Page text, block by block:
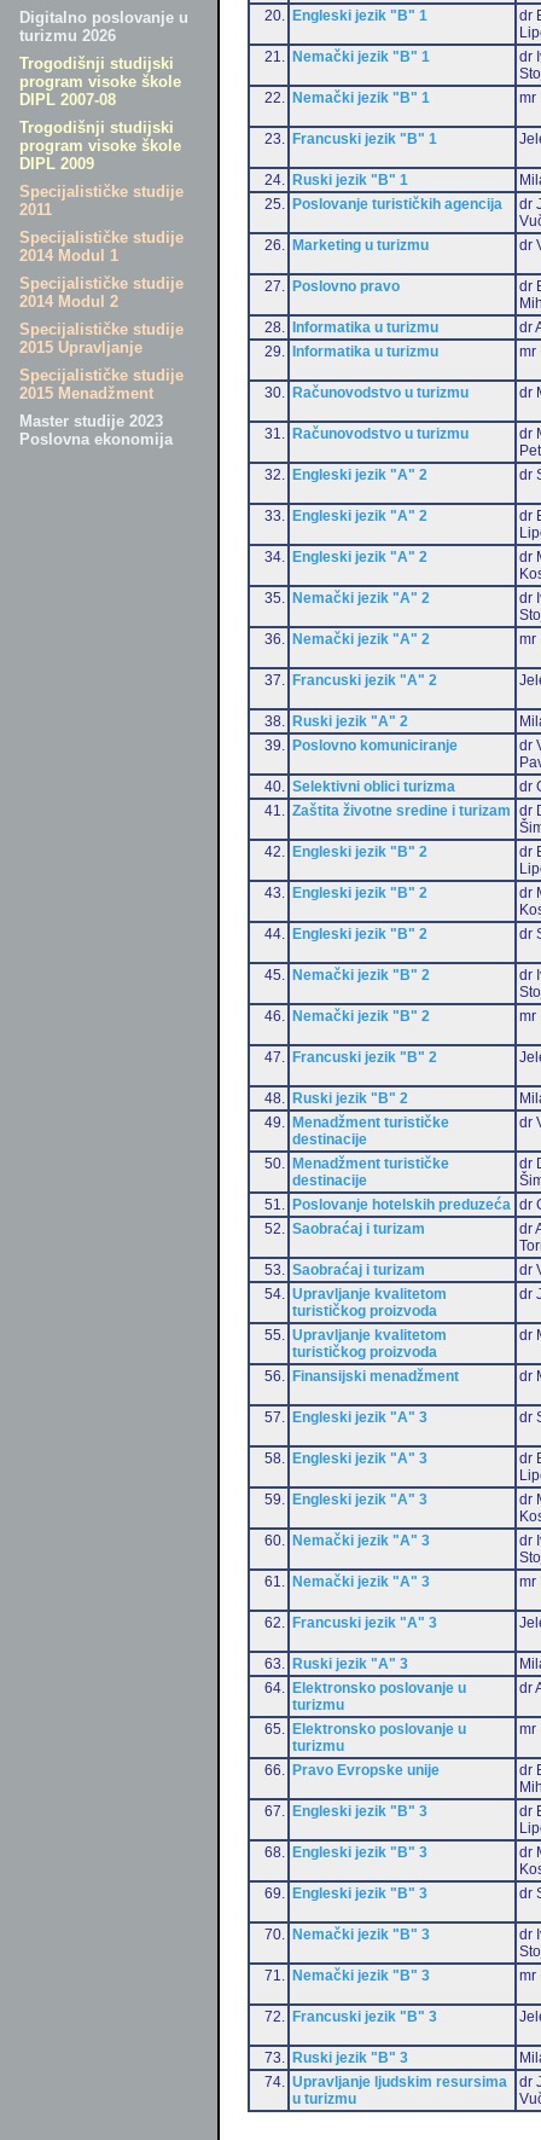
Digitalno poslovanje u
turizmu 2026
Trogodišnji studijski
program visoke škole
DIPL 2007-08
Trogodišnji studijski
program visoke škole
DIPL 2009
Specijalističke studije
2011
Specijalističke studije
2014 Modul 1
Specijalističke studije
2014 Modul 2
Specijalističke studije
2015 Upravljanje
Specijalističke studije
2015 Menadžment
Master studije 2023
Poslovna ekonomija
20. Engleski jezik "B" 1
dr
21.
Nemački jezik "B" 1
dr
22.
Nemački jezik "B" 1 mr
23. Francuski jezik "B" 1
24. Ruski jezik "B" 1
25.
Poslovanje turističkih agencija
dr
26.
Marketing u turizmu dr
27. Poslovno pravo
dr
28.
Informatika u turizmu
dr
29.
Informatika u turizmu mr
30. Računovodstvo u turizmu dr
31. Računovodstvo u turizmu
dr
32.
Engleski jezik "A" 2 dr
33. Engleski jezik "A" 2
dr
34.
Engleski jezik "A" 2
dr
35.
Nemački jezik "A" 2
dr
36.
Nemački jezik "A" 2 mr
37. Francuski jezik "A" 2
38. Ruski jezik "A" 2
39.
Poslovno komuniciranje
dr
40.
Selektivni oblici turizma
dr
41.
Zaštita životne sredine i turizam dr
42.
Engleski jezik "B" 2
dr
43.
Engleski jezik "B" 2
dr
44.
Engleski jezik "B" 2 dr
45. Nemački jezik "B" 2
dr
46.
Nemački jezik "B" 2 mr
47. Francuski jezik "B" 2
48. Ruski jezik "B" 2
49.
Menadžment turističke
destinacije
dr
50.
Menadžment turističke
destinacije
dr
51.
Poslovanje hotelskih preduzeća dr
52.
Saobraćaj i turizam
dr
53.
Saobraćaj i turizam
dr
54.
Upravljanje kvalitetom
turističkog proizvoda
dr
55.
Upravljanje kvalitetom
turističkog proizvoda
dr
56. Finansijski menadžment dr
57. Engleski jezik "A" 3 dr
58. Engleski jezik "A" 3
dr
59.
Engleski jezik "A" 3
dr
60.
Nemački jezik "A" 3
dr
61.
Nemački jezik "A" 3 mr
62. Francuski jezik "A" 3
63. Ruski jezik "A" 3
64.
Elektronsko poslovanje u
turizmu
dr
65.
Elektronsko poslovanje u
turizmu
mr
66. Pravo Evropske unije
dr
67.
Engleski jezik "B" 3
dr
68.
Engleski jezik "B" 3
dr
69.
Engleski jezik "B" 3 dr
70. Nemački jezik "B" 3
dr
71.
Nemački jezik "B" 3 mr
72. Francuski jezik "B" 3
73. Ruski jezik "B" 3
74.
Upravljanje ljudskim resursima
u turizmu
dr